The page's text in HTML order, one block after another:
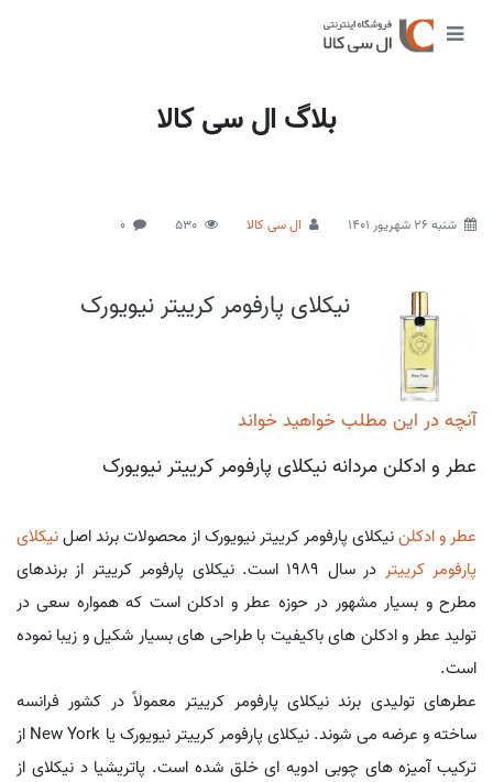
بلاگ ال سی کالا
شنبه 26 شهریور 1401 ال سی کالا 530
0
نیکلای پارفومر کرییتر نیویورک
آنچه در این مطلب خواهید خواند
عطر و ادکلن مردانه نیکلای پارفومر کرییتر نیویورک
عطر و ادکلننیکلای پارفومر کرییتر نیویورک از محصولات برند اصلنیکلای
پارفومر کرییتر
در سال 1989 است. نیکلای پارفومر کرییتر از برندهای
مطرح و بسیار مشهور در حوزه عطر و ادکلن است که همواره سعی در
تولید عطر و ادکلن های باکیفیت با طراحی های بسیار شکیل و زیبا نموده
است.
عطرهای تولیدی برند نیکلای پارفومر کرییتر معمولاً در کشور فرانسه
ساخته و عرضه می شوند. نیکلای پارفومر کرییتر نیویورک یا New York از
ترکیب آمیزه های چوبی ادویه ای خلق شده است. پاتریشیا د نیکلای از